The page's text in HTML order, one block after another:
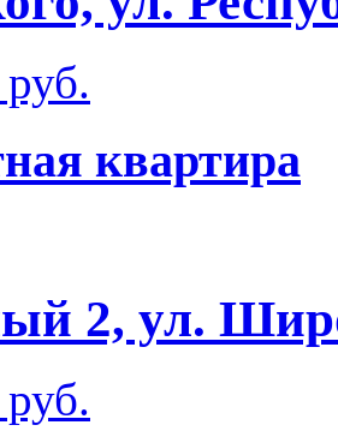
квартира
2, ул.